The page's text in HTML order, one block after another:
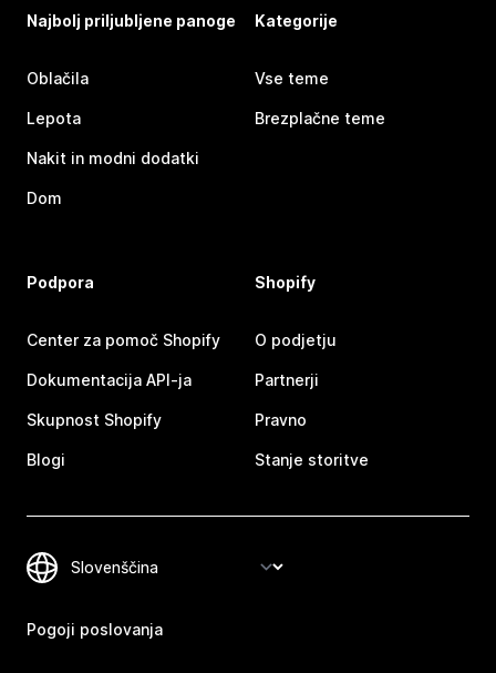
Najbolj priljubljene panoge
Oblačila
Lepota
Nakit in modni dodatki
Dom
Kategorije
Vse teme
Brezplačne teme
Podpora
Center za pomoč Shopify
Dokumentacija API-ja
Skupnost Shopify
Blogi
Shopify
O podjetju
Partnerji
Pravno
Stanje storitve
Pogoji poslovanja